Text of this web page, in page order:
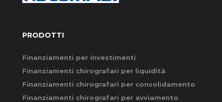
PRODOTTI
Finanziamenti per investimenti
Finanziamenti chirografari per liquidità
Finanziamenti chirografari per consolidamento
Finanziamenti chirografari per avviamento